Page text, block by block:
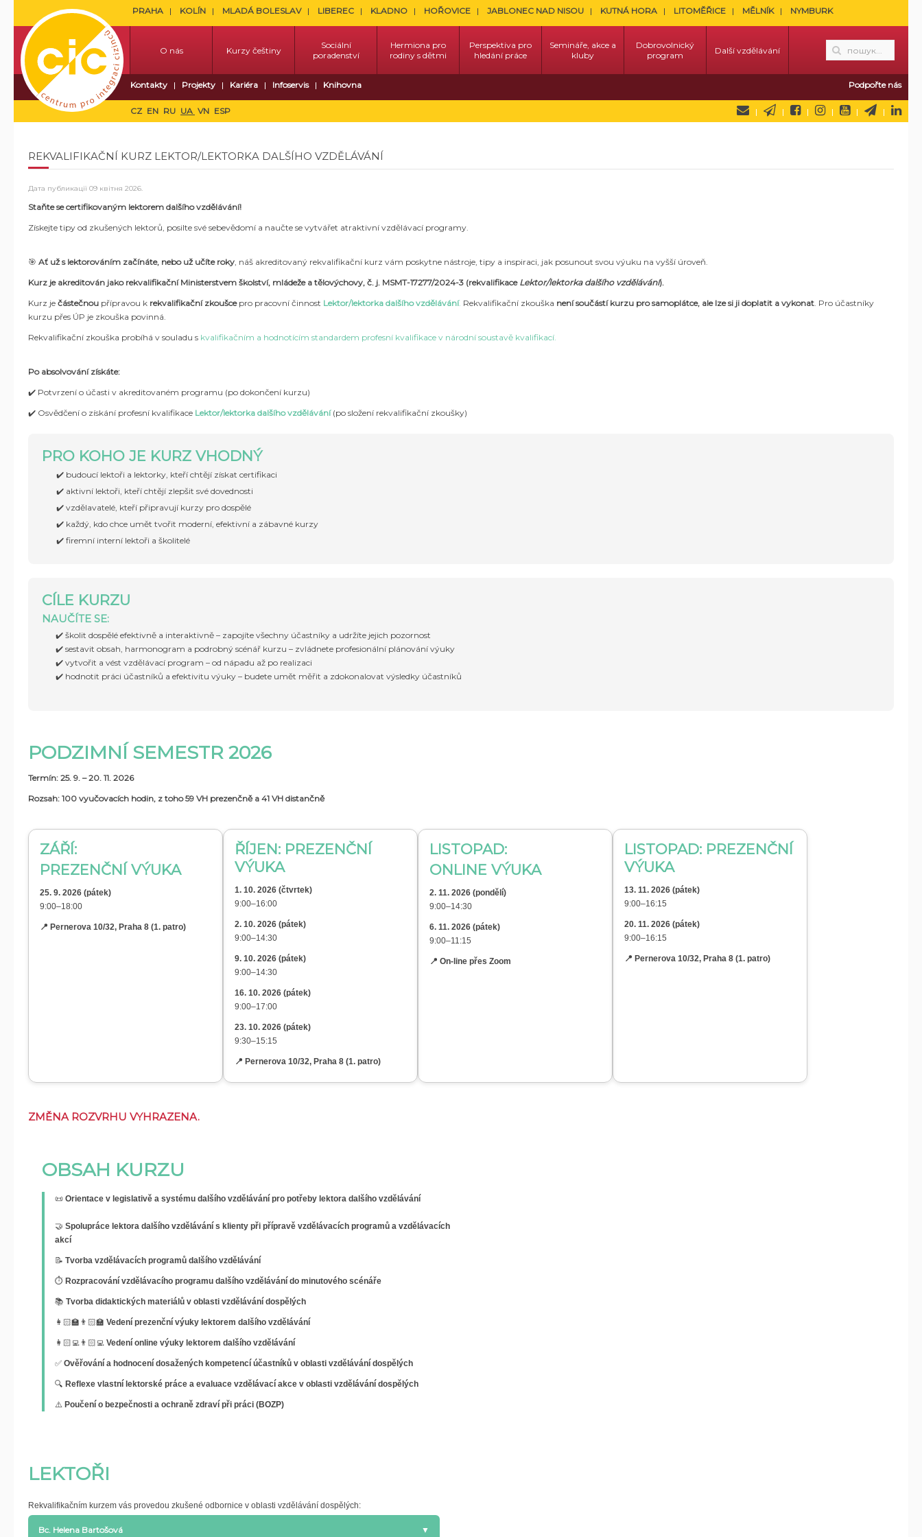
PRAHA KOLÍN MLADÁ BOLESLAV LIBEREC KLADNO HOŘOVICE JABLONEC NAD NISOU KUTNÁ HORA LITOMĚŘICE MĚLNÍK NYMBURK
O nás Kurzy češtiny
Sociální
poradenství
Hermiona pro
rodiny s dětmi
Perspektiva pro
hledání práce
Semináře, akce a
kluby
Dobrovolnický
program
Další vzdělávání
Kontakty Projekty Kariéra Infoservis Knihovna Podpořte nás
CZ EN RU UA VN ESP
REKVALIFIKAČNÍ KURZ LEKTOR/LEKTORKA DALŠÍHO VZDĚLÁVÁNÍ
Дата публикації 09 квітня 2026.
Staňte se certifikovaným lektorem dalšího vzdělávání!
Získejte tipy od zkušených lektorů, posilte své sebevědomí a naučte se vytvářet atraktivní vzdělávací programy.
🎯 Ať už s lektorováním začínáte, nebo už učíte roky, náš akreditovaný rekvalifikační kurz vám poskytne nástroje, tipy a inspiraci, jak posunout svou výuku na vyšší úroveň.
Kurz je akreditován jako rekvalifikační Ministerstvem školství, mládeže a tělovýchovy, č. j. MSMT-17277/2024-3 (rekvalifikace Lektor/lektorka dalšího vzdělávání).
Kurz je částečnou přípravou k rekvalifikační zkoušcepro pracovní činnost Lektor/lektorka dalšího vzdělávání. Rekvalifikační zkouška není součástí kurzu pro samoplátce, ale lze si ji doplatit a vykonat. Pro účastníky
kurzu přes ÚP je zkouška povinná.
Rekvalifikační zkouška probíhá v souladu s kvalifikačním a hodnotícím standardem profesní kvalifikace v národní soustavě kvalifikací.
Po absolvování získáte:
✔️ Potvrzení o účasti v akreditovaném programu (po dokončení kurzu)
✔️ Osvědčení o získání profesní kvalifikace Lektor/lektorka dalšího vzdělávání (po složení rekvalifikační zkoušky)
PRO KOHO JE KURZ VHODNÝ
✔️ budoucí lektoři a lektorky, kteří chtějí získat certifikaci
✔️ aktivní lektoři, kteří chtějí zlepšit své dovednosti
✔️ vzdělavatelé, kteří připravují kurzy pro dospělé
✔️ každý, kdo chce umět tvořit moderní, efektivní a zábavné kurzy
✔️ firemní interní lektoři a školitelé
CÍLE KURZU
NAUČÍTE SE:
✔️ školit dospělé efektivně a interaktivně – zapojíte všechny účastníky a udržíte jejich pozornost
✔️ sestavit obsah, harmonogram a podrobný scénář kurzu – zvládnete profesionální plánování výuky
✔️ vytvořit a vést vzdělávací program – od nápadu až po realizaci
✔️ hodnotit práci účastníků a efektivitu výuky – budete umět měřit a zdokonalovat výsledky účastníků
PODZIMNÍ SEMESTR 2026
Termín: 25. 9. – 20. 11. 2026
Rozsah: 100 vyučovacích hodin, z toho 59 VH prezenčně a 41 VH distančně
ZÁŘÍ:
PREZENČNÍ VÝUKA
25. 9. 2026 (pátek)
9:00–18:00
📍 Pernerova 10/32, Praha 8 (1. patro)
ŘÍJEN: PREZENČNÍ
VÝUKA
1. 10. 2026 (čtvrtek)
9:00–16:00
2. 10. 2026 (pátek)
9:00–14:30
9. 10. 2026 (pátek)
9:00–14:30
16. 10. 2026 (pátek)
9:00–17:00
23. 10. 2026 (pátek)
9:30–15:15
📍 Pernerova 10/32, Praha 8 (1. patro)
LISTOPAD:
ONLINE VÝUKA
2. 11. 2026 (pondělí)
9:00–14:30
6. 11. 2026 (pátek)
9:00–11:15
📍 On-line přes Zoom
LISTOPAD: PREZENČNÍ
VÝUKA
13. 11. 2026 (pátek)
9:00–16:15
20. 11. 2026 (pátek)
9:00–16:15
📍 Pernerova 10/32, Praha 8 (1. patro)
ZMĚNA ROZVRHU VYHRAZENA.
OBSAH KURZU
📜 Orientace v legislativě a systému dalšího vzdělávání pro potřeby lektora dalšího vzdělávání
🤝 Spolupráce lektora dalšího vzdělávání s klienty při přípravě vzdělávacích programů a vzdělávacích
akcí
📝 Tvorba vzdělávacích programů dalšího vzdělávání
⏱️ Rozpracování vzdělávacího programu dalšího vzdělávání do minutového scénáře
📚 Tvorba didaktických materiálů v oblasti vzdělávání dospělých
👩🏻‍🏫👨🏻‍🏫 Vedení prezenční výuky lektorem dalšího vzdělávání
👩🏻‍💻👨🏻‍💻 Vedení online výuky lektorem dalšího vzdělávání
✅ Ověřování a hodnocení dosažených kompetencí účastníků v oblasti vzdělávání dospělých
🔍 Reflexe vlastní lektorské práce a evaluace vzdělávací akce v oblasti vzdělávání dospělých
⚠️ Poučení o bezpečnosti a ochraně zdraví při práci (BOZP)
LEKTOŘI
Rekvalifikačním kurzem vás provedou zkušené odbornice v oblasti vzdělávání dospělých:
Bc. Helena Bartošová ▼